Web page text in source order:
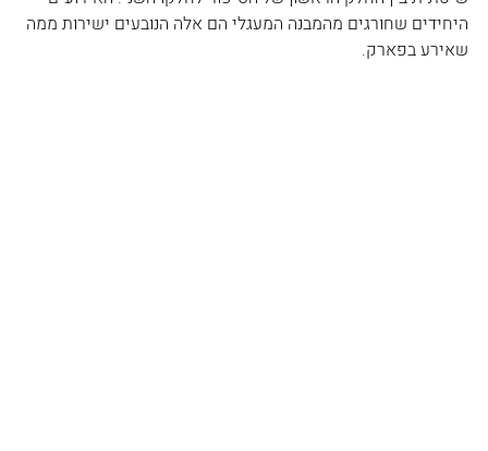
היחידים שחורגים מהמבנה המעגלי הם אלה הנובעים ישירות ממה
שאירע בפארק.